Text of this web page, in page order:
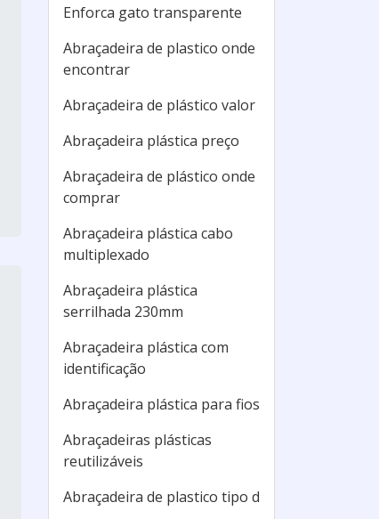
Enforca gato transparente
Abraçadeira de plastico onde
encontrar
Abraçadeira de plástico valor
Abraçadeira plástica preço
Abraçadeira de plástico onde
comprar
Abraçadeira plástica cabo
multiplexado
Abraçadeira plástica
serrilhada 230mm
Abraçadeira plástica com
identificação
Abraçadeira plástica para fios
Abraçadeiras plásticas
reutilizáveis
Abraçadeira de plastico tipo d